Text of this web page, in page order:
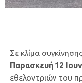
Σε κλίμα
Παρασκευή 12
εθελοντριών του